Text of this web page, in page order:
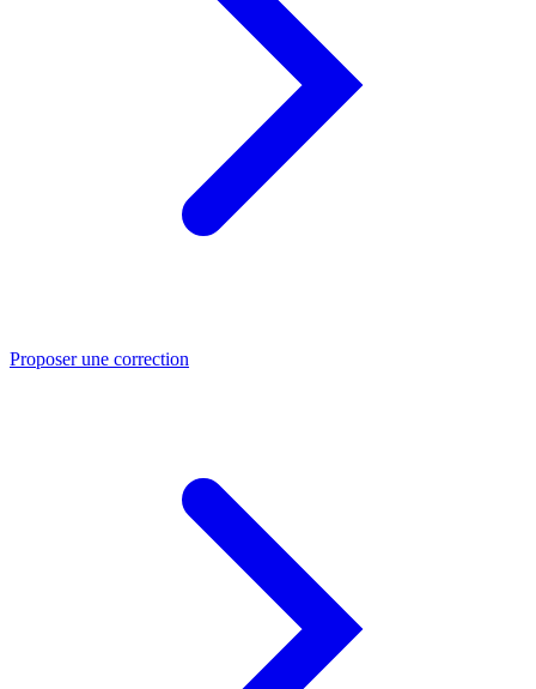
Proposer une correction